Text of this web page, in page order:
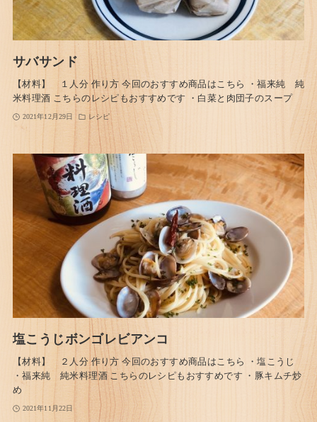
サバサンド
【材料】 １人分 作り方 今回のおすすめ商品はこちら ・福来純 純
米料理酒 こちらのレシピもおすすめです ・白菜と肉団子のスープ
2021年12月29日 レシピ
塩こうじボンゴレビアンコ
【材料】 ２人分 作り方 今回のおすすめ商品はこちら ・塩こうじ
・福来純 純米料理酒 こちらのレシピもおすすめです ・豚キムチ炒
め
2021年11月22日